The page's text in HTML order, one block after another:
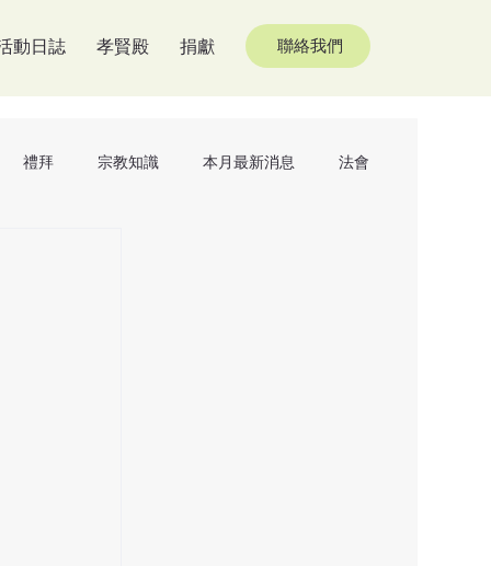
動日誌 孝賢殿 捐獻 聯絡我們
禮拜 宗教知識 本月最新消息 法會